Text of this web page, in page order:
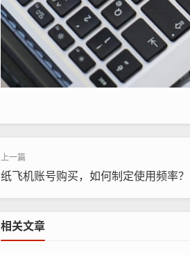
纸飞机账号购买，如何制定使用频率
相关文章